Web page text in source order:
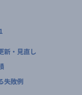
新・見直し
失敗例